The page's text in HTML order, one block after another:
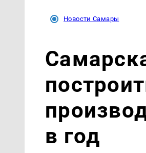
Новости Самары
в год